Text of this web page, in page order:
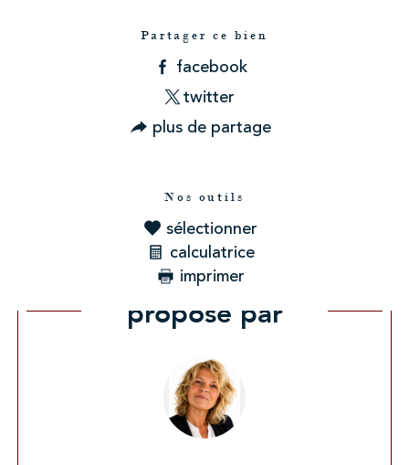
Partager ce bien
facebook
twitter
plus de partage
Nos outils
sélectionner
calculatrice
imprimer
Ce bien vous est
proposé par